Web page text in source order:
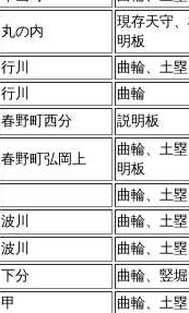
丸の内
現存天守
明板
行川 曲輪、土
行川 曲輪
春野町西分 説明板
春野町弘岡上
曲輪、土
明板
曲輪、土
波川 曲輪、土
波川 曲輪、土
下分 曲輪、竪堀
甲 曲輪、土